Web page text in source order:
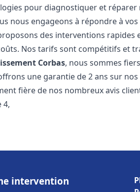
pour diagnostiquer et
nous engageons à répondre à
des interventions rapides
Nos tarifs sont compétitifs et
Corbas, nous sommes
une garantie de 2 ans sur
fière de nos nombreux avis
4,
intervention